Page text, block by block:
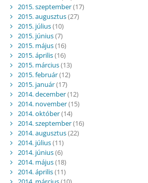
2015. szeptember(17)
2015. augusztus(27)
2015. július(10)
2015. június(7)
2015. május(16)
2015. április(16)
2015. március(13)
2015. február(12)
2015. január(17)
2014. december(12)
2014. november(15)
2014. október(14)
2014. szeptember(16)
2014. augusztus(22)
2014. július(11)
2014. június(6)
2014. május(18)
2014. április(11)